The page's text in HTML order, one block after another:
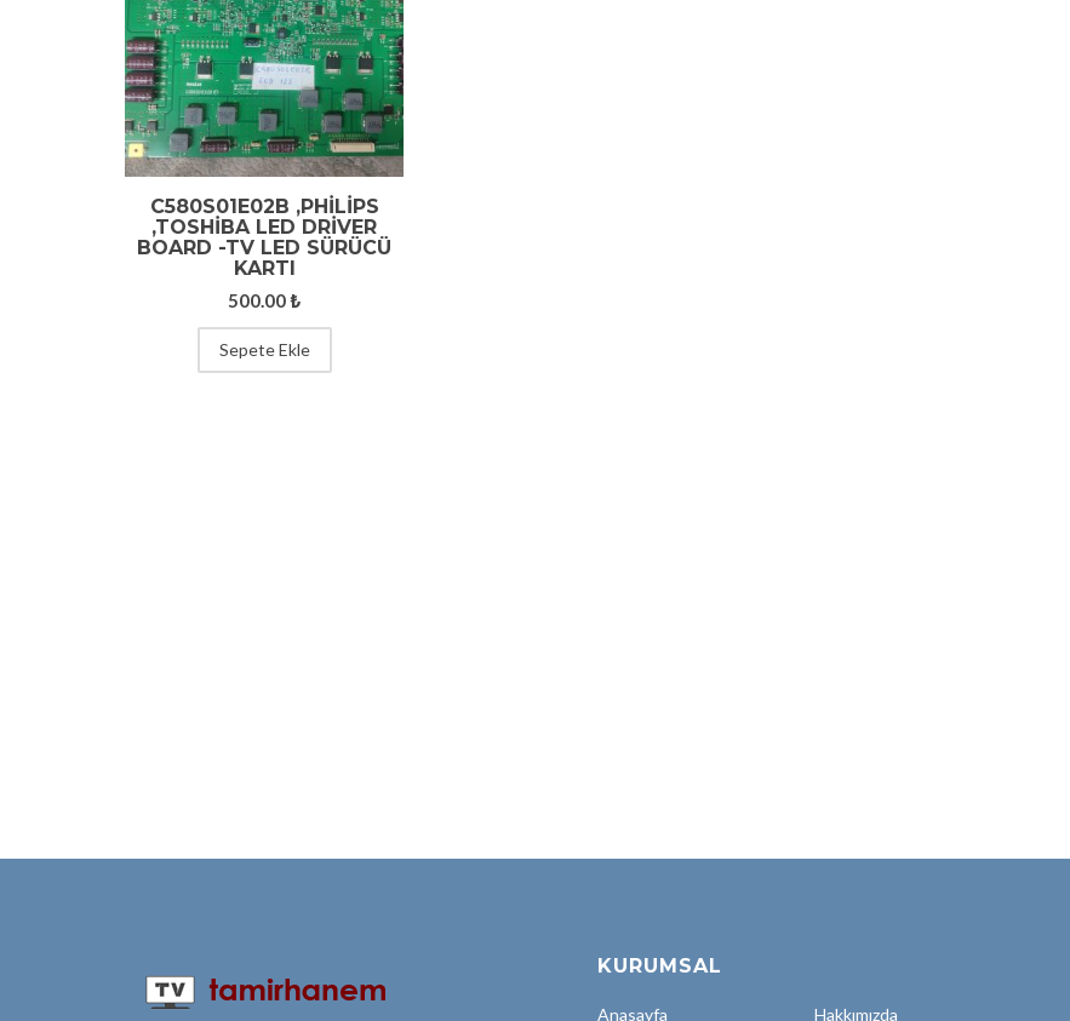
C580S01E02B ,PHİLİPS
,TOSHİBA LED DRİVER
BOARD -TV LED SÜRÜCÜ
KARTI
500.00₺
Sepete Ekle
KURUMSAL
Anasayfa Hakkımızda